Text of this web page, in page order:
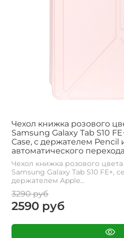
Чехол книжка розового
Samsung Galaxy Tab S10
Case, с держателем Pencil
автоматического
Чехол книжка розового
Samsung Galaxy Tab S10 FE+,
держателем Apple...
3290 руб
2590 руб